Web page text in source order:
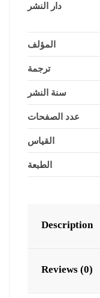
دار النشر
المؤلف
ترجمة
سنة النشر
عدد الصفحات
القياس
الطبعة
Description
Reviews (0)